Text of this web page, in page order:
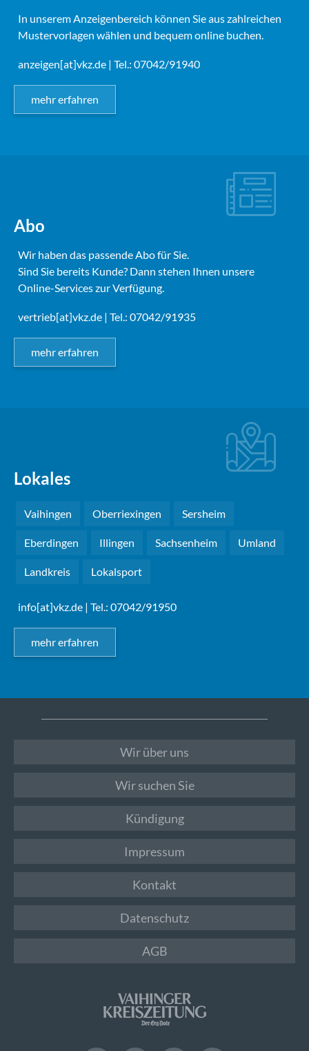
In unserem Anzeigenbereich können Sie aus zahlreichen
Mustervorlagen wählen und bequem online buchen.
anzeigen[at]vkz.de | Tel.: 07042/91940
mehr erfahren
Abo
Wir haben das passende Abo für Sie.
Sind Sie bereits Kunde? Dann stehen Ihnen unsere
Online-Services zur Verfügung.
vertrieb[at]vkz.de | Tel.: 07042/91935
mehr erfahren
Lokales
Vaihingen Oberriexingen Sersheim
Eberdingen Illingen Sachsenheim Umland
Landkreis Lokalsport
info[at]vkz.de | Tel.: 07042/91950
mehr erfahren
Wir über uns
Wir suchen Sie
Kündigung
Impressum
Kontakt
Datenschutz
AGB